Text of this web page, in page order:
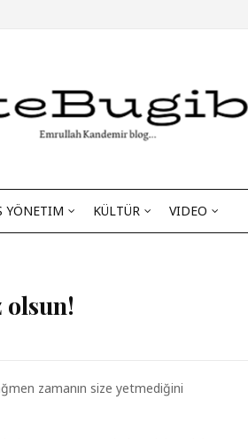
YÖNETIM KÜLTÜR VIDEO
zamanın size yetmediğini